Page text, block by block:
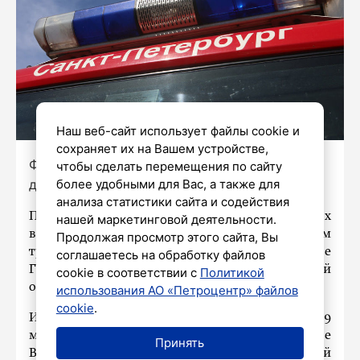
Фото: Роман Пименов/«Петербургский
дневник»
Полиция в Петербурге поймала подозреваемых
в ограблении человека в общественном
транспорте. Об этом сообщили в пресс-службе
ГУ МВД по Санкт-Петербургу и Ленинградской
области.
Инцидент произошел в минувшую пятницу, 19
мая, в рейсовом автобусе на проспекте
Ветеранов. Как рассказал полиции 37-летний
Наш веб-сайт использует файлы cookie и
сохраняет их на Вашем устройстве,
чтобы сделать перемещения по сайту
более удобными для Вас, а также для
анализа статистики сайта и содействия
нашей маркетинговой деятельности.
Продолжая просмотр этого сайта, Вы
соглашаетесь на обработку файлов
cookie в соответствии с Политикой
использования АО «Петроцентр» файлов
cookie.
Принять